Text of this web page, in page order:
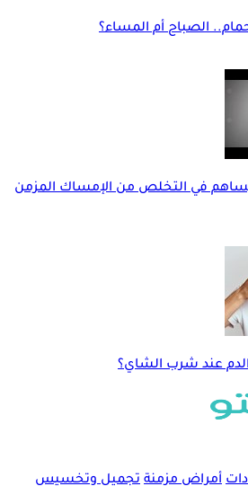
الصباح أم المساء؟
في التخلص من الإمساك المزمن
عند شرب الشاي؟
أمراض مزمنة تجميل وتخسيس